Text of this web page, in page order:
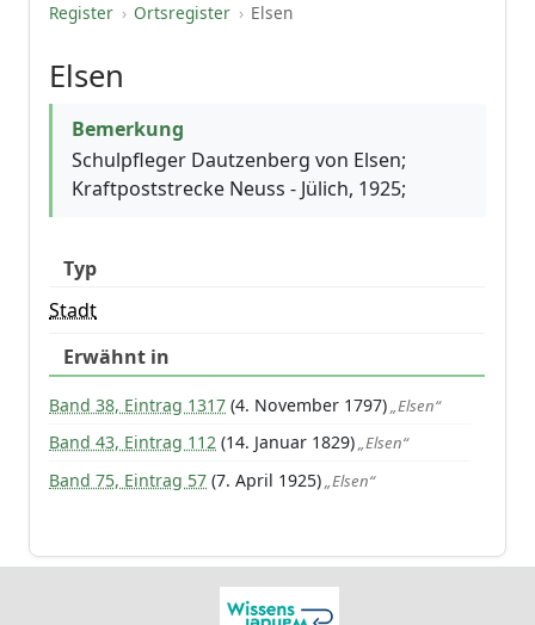
Register › Ortsregister › Elsen
Elsen
Bemerkung
Schulpfleger Dautzenberg von Elsen;
Kraftpoststrecke Neuss - Jülich, 1925;
Typ
Stadt
Erwähnt in
Band 38, Eintrag 1317 (4. November 1797)„Elsen“
Band 43, Eintrag 112 (14. Januar 1829)„Elsen“
Band 75, Eintrag 57 (7. April 1925)„Elsen“